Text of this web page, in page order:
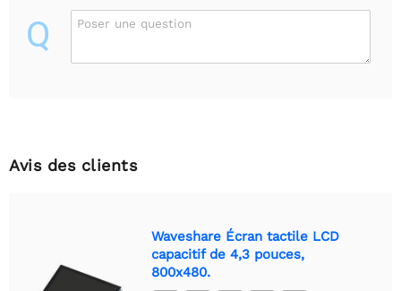
Q Poser une question
Avis des clients
Waveshare Écran tactile LCD
capacitif de 4,3 pouces,
800x480.